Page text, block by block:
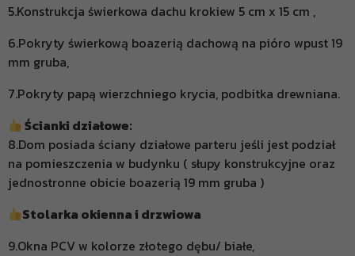
5.Konstrukcja świerkowa dachu krokiew 5 cm x 15 cm ,
6.Pokryty świerkową boazerią dachową na pióro wpust 19
mm gruba,
7.Pokryty papą wierzchniego krycia, podbitka drewniana.
Ścianki działowe:
8.Dom posiada ściany działowe parteru jeśli jest podział
na pomieszczenia w budynku ( słupy konstrukcyjne oraz
jednostronne obicie boazerią 19 mm gruba )
Stolarka okienna i drzwiowa
9.Okna PCV w kolorze złotego dębu/ białe,